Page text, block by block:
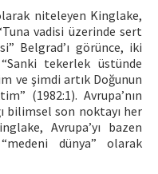
niteleyen Kinglake,
vadisi üzerinde sert
Belgrad’ı görünce, iki
tekerlek üstünde
ve şimdi artık Doğunun
(1982:1). Avrupa’nın
bilimsel son noktayı her
Avrupa’yı bazen
dünya” olarak